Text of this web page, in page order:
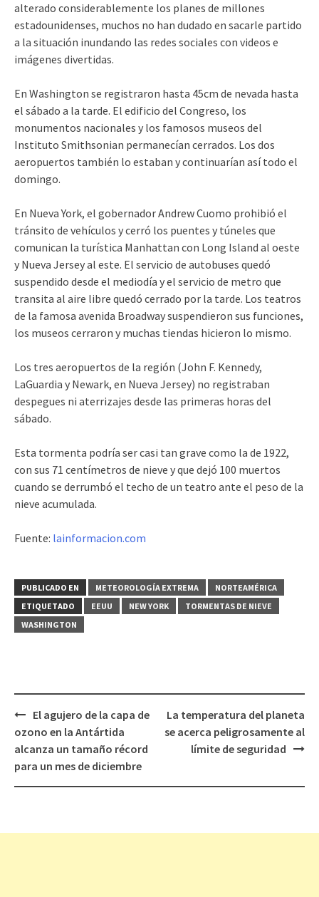
alterado considerablemente los planes de millones
estadounidenses, muchos no han dudado en sacarle partido
a la situación inundando las redes sociales con videos e
imágenes divertidas.
En Washington se registraron hasta 45cm de nevada hasta
el sábado a la tarde. El edificio del Congreso, los
monumentos nacionales y los famosos museos del
Instituto Smithsonian permanecían cerrados. Los dos
aeropuertos también lo estaban y continuarían así todo el
domingo.
En Nueva York, el gobernador Andrew Cuomo prohibió el
tránsito de vehículos y cerró los puentes y túneles que
comunican la turística Manhattan con Long Island al oeste
y Nueva Jersey al este. El servicio de autobuses quedó
suspendido desde el mediodía y el servicio de metro que
transita al aire libre quedó cerrado por la tarde. Los teatros
de la famosa avenida Broadway suspendieron sus funciones,
los museos cerraron y muchas tiendas hicieron lo mismo.
Los tres aeropuertos de la región (John F. Kennedy,
LaGuardia y Newark, en Nueva Jersey) no registraban
despegues ni aterrizajes desde las primeras horas del
sábado.
Esta tormenta podría ser casi tan grave como la de 1922,
con sus 71 centímetros de nieve y que dejó 100 muertos
cuando se derrumbó el techo de un teatro ante el peso de la
nieve acumulada.
Fuente: lainformacion.com
PUBLICADO EN METEOROLOGÍ­A EXTREMA
NORTEAMÉRICA
ETIQUETADO
EEUU NEW YORK
TORMENTAS DE NIEVE
WASHINGTON
Navegación
de
El agujero de la capa de
ozono en la Antártida
alcanza un tamaño récord
para un mes de diciembre
La temperatura del planeta
se acerca peligrosamente al
límite de seguridad